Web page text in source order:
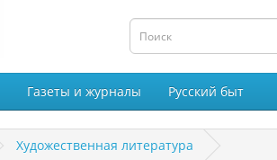
Газеты и журналы Русский быт
Художественная литература